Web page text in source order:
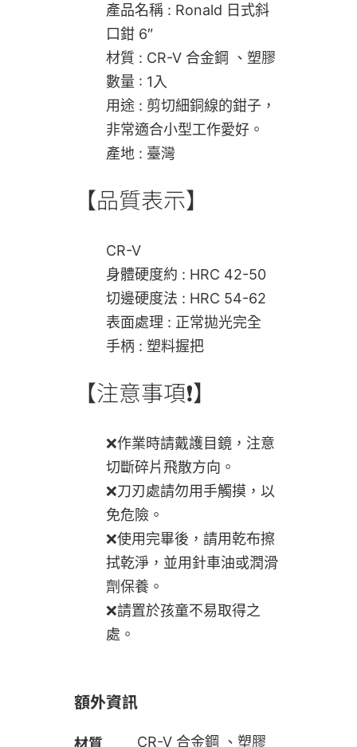
產品名稱 : Ronald 日式斜
口鉗 6″
材質 : CR-V 合金鋼 、塑膠
數量 : 1入
用途 : 剪切細銅線的鉗子，
非常適合小型工作愛好。
產地 : 臺灣
【品質表示】
CR-V
身體硬度約 : HRC 42-50
切邊硬度法 : HRC 54-62
表面處理 : 正常拋光完全
手柄 : 塑料握把
【注意事項❗】
❌作業時請戴護目鏡，注意
切斷碎片飛散方向。
❌刀刃處請勿用手觸摸，以
免危險。
❌使用完畢後，請用乾布擦
拭乾淨，並用針車油或潤滑
劑保養。
❌請置於孩童不易取得之
處。
額外資訊
材質 CR-V 合金鋼 、塑膠